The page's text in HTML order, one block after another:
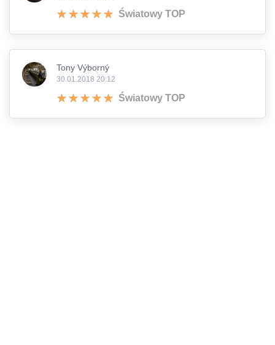
Światowy TOP
Tony Výborný
30.01.2018 20:12
Światowy TOP